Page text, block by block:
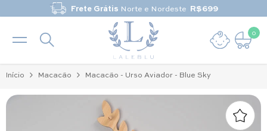
Pular para o conteúdo
Frete Grátis Norte e Nordeste R$699
0
0
Início Macacão Macacão - Urso Aviador - Blue Sky